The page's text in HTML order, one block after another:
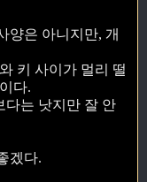
양은 아니지만, 개
키 사이가 멀리 떨
다.
다는 낫지만 잘 안
겠다.